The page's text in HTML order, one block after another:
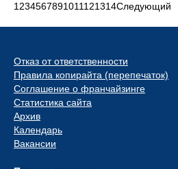
1234567891011121314Следующий
Отказ от ответственности
Правила копирайта (перепечаток)
Соглашение о франчайзинге
Статистика сайта
Архив
Календарь
Вакансии